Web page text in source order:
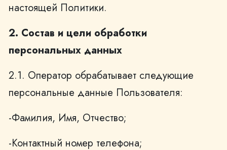
настоящей Политики.
2. Состав и цели обработки
персональных данных
2.1. Оператор обрабатывает следующие
персональные данные Пользователя:
-Фамилия, Имя, Отчество;
-Контактный номер телефона;